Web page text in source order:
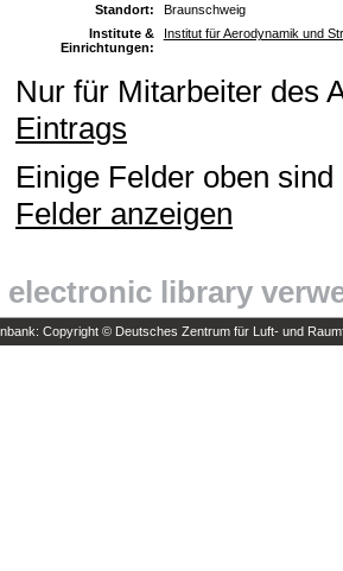
Standort:
Braunschweig
Institute &
Einrichtungen:
Institut für Aerodynamik und
Nur für Mitarbeiter des
Eintrags
Einige Felder oben
Felder anzeigen
electronic library
Copyright © Deutsches Zentrum für Luft- und